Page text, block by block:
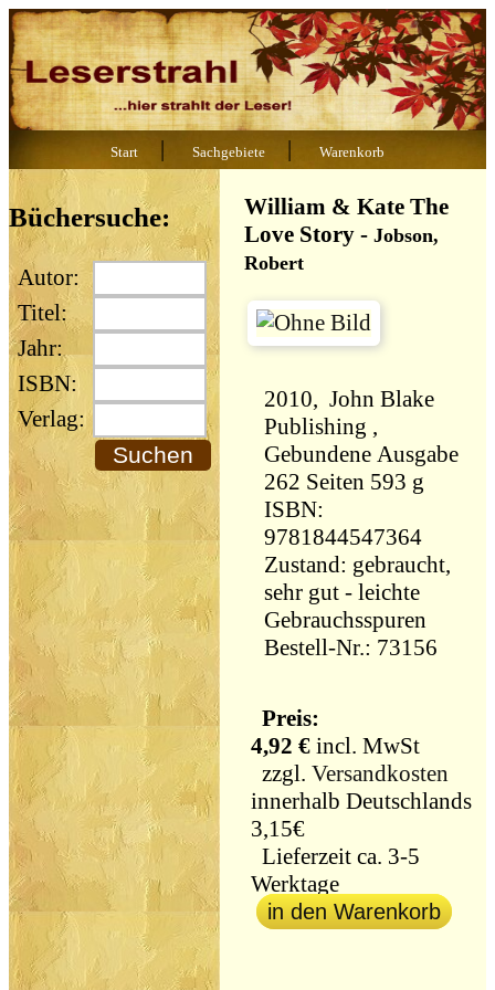
Start | Sachgebiete | Warenkorb
Büchersuche:
Autor:
Titel:
Jahr:
ISBN:
Verlag:
William & Kate The
Love Story -Jobson,
Robert
2010, John Blake
Publishing ,
Gebundene Ausgabe
262 Seiten 593 g
ISBN:
9781844547364
Zustand: gebraucht,
sehr gut - leichte
Gebrauchsspuren
Bestell-Nr.: 73156
Preis:
4,92 € incl. MwSt
zzgl.Versandkosten
innerhalb Deutschlands
3,15€
Lieferzeit ca. 3-5
Werktage
in den Warenkorb